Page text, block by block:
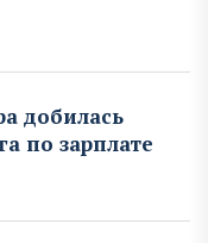
добилась
по зарплате